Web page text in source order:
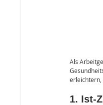
Als
erleichtern,
1. Ist-